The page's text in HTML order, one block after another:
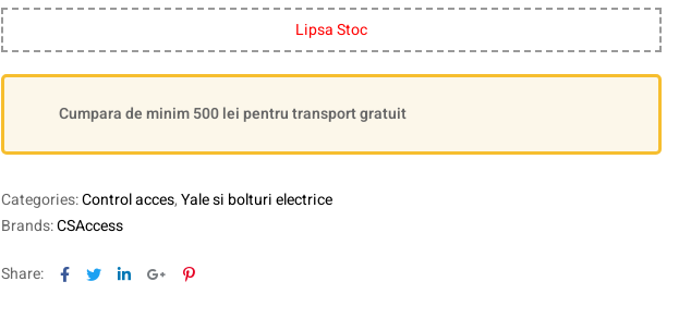
Lipsa Stoc
Cumpara de minim 500 lei pentru transport gratuit
Categories:Control acces,Yale si bolturi electrice
Brands:CSAccess
Share: Facebook
TwitterLinkedinGoogle+Pinterest